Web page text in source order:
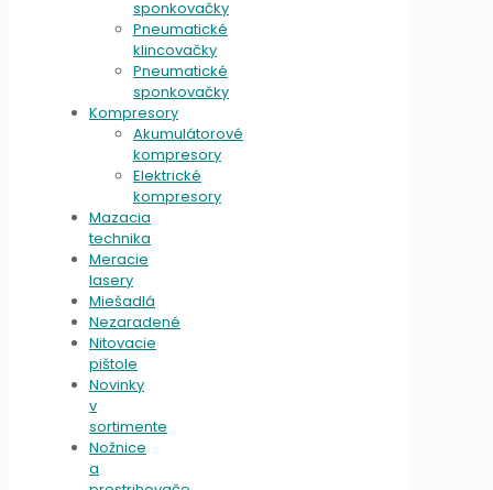
sponkovačky
Pneumatické
klincovačky
Pneumatické
sponkovačky
Kompresory
Akumulátorové
kompresory
Elektrické
kompresory
Mazacia
technika
Meracie
lasery
Miešadlá
Nezaradené
Nitovacie
pištole
Novinky
v
sortimente
Nožnice
a